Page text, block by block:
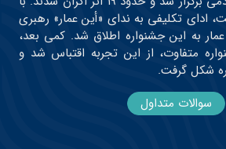
ادای تکلیفی به ندای «أین عمار» رهبری
به این جشنواره اطلاق شد. کمی بعد،
متفاوت، از این تجربه اقتباس شد و
شکل گرفت.
سوالات متداول